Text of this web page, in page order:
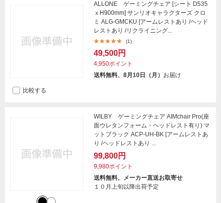
ALLONE ゲーミングチェア [シート D535
ｘH900mm] サンリオキャラクターズ クロ
ミ ALG-GMCKU [アームレストあり /ヘッド
レストあり /リクライニング...
(1)
49,500円
4,950ポイント
送料無料、8月10日（月） お届け
比較する
WILBY ゲーミングチェア AIMchair Pro(座
面ウレタンフォーム・ヘッドレスト有り) マ
ットブラック ACP-UH-BK [アームレストあ
り /ヘッドレストあり ...
99,800円
9,980ポイント
送料無料、メーカー直送お取寄せ
１０月上旬以降出荷予定